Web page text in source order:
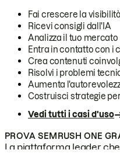
Fai crescere la
Ricevi consigli dall'IA
Analizza il tuo mercato
Entra in contatto con i
Crea contenuti
Risolvi i problemi
Aumenta
Costruisci strategie
Vedi tutti i casi d'uso
PROVA SEMRUSH ONE
La piattaforma leader